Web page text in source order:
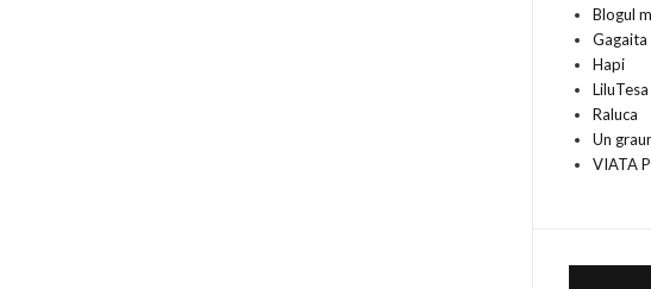
Blogul
Gagaita
Hapi
Raluca
Un
VIATA